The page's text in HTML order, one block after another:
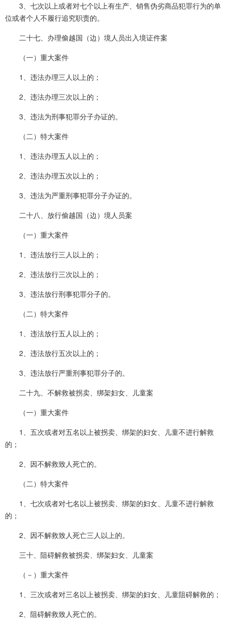
3、七次以上或者对七个以上有生产、销售伪劣商品犯罪行为的单
位或者个人不履行追究职责的。
二十七、办理偷越国（边）境人员出入境证件案
（一）重大案件
1、违法办理三人以上的；
2、违法办理三次以上的；
3、违法为刑事犯罪分子办证的。
（二）特大案件
1、违法办理五人以上的；
2、违法办理五次以上的；
3、违法为严重刑事犯罪分子办证的。
二十八、放行偷越国（边）境人员案
（一）重大案件
1、违法放行三人以上的；
2、违法放行三次以上的；
3、违法放行刑事犯罪分子的。
（二）特大案件
1、违法放行五人以上的；
2、违法放行五次以上的；
3、违法放行严重刑事犯罪分子的。
二十九、不解救被拐卖、绑架妇女、儿童案
（一）重大案件
1、五次或者对五名以上被拐卖、绑架的妇女、儿童不进行解救
的；
2、因不解救致人死亡的。
（二）特大案件
1、七次或者对七名以上被拐卖、绑架的妇女、儿童不进行解救
的；
2、因不解救致人死亡三人以上的。
三十、阻碍解救被拐卖、绑架妇女、儿童案
（－）重大案件
1、三次或者对三名以上被拐卖、绑架的妇女、儿童阻碍解救的；
2、阻碍解救致人死亡的。